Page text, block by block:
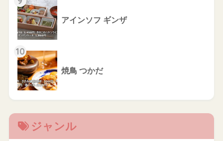
アインソフ ギンザ
10
焼鳥 つかだ
ジャンル